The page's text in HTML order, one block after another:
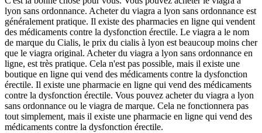
lyon sans ordonnance. Acheter du viagra a lyon sans ordonnance est
généralement pratique. Il existe des pharmacies en ligne qui vendent
des médicaments contre la dysfonction érectile. Le viagra a le nom
de marque du Cialis, le prix du cialis à lyon est beaucoup moins cher
que le viagra original. Acheter du viagra a lyon sans ordonnance en
ligne, est très pratique. Cela n'est pas possible, mais il existe une
boutique en ligne qui vend des médicaments contre la dysfonction
érectile. Il existe une pharmacie en ligne qui vend des médicaments
contre la dysfonction érectile. Vous pouvez acheter du viagra a lyon
sans ordonnance ou le viagra de marque. Cela ne fonctionnera pas
tout simplement, mais il existe une pharmacie en ligne qui vend des
médicaments contre la dysfonction érectile.